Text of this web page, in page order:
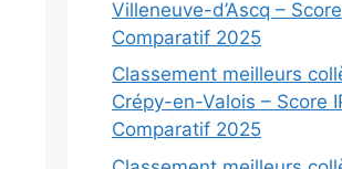
Villeneuve-d’Ascq –
Comparatif 2025
Classement meilleurs
Crépy-en-Valois – Score
Comparatif 2025